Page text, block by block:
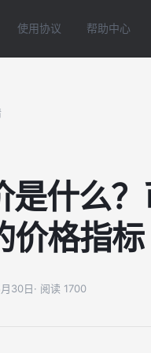
使用协议 帮助中心
是什么
价格指标
30日· 阅读 1700